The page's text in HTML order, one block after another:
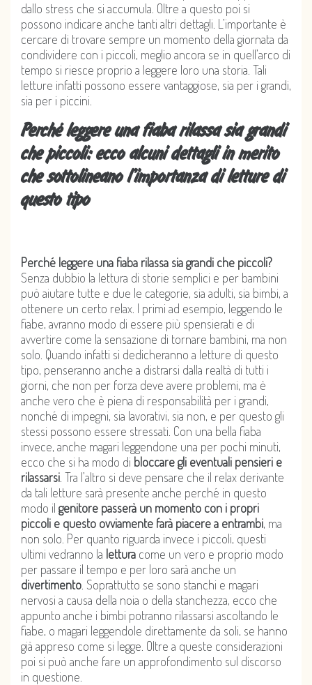
dallo stress che si accumula. Oltre a questo poi si
possono indicare anche tanti altri dettagli. L’importante è
cercare di trovare sempre un momento della giornata da
condividere con i piccoli, meglio ancora se in quell’arco di
tempo si riesce proprio a leggere loro una storia. Tali
letture infatti possono essere vantaggiose, sia per i grandi,
sia per i piccini.
Perché leggere una fiaba rilassa sia grandi
che piccoli: ecco alcuni dettagli in merito
che sottolineano l’importanza di letture di
questo tipo
Perché leggere una fiaba rilassa sia grandi che piccoli?
Senza dubbio la lettura di storie semplici e per bambini
può aiutare tutte e due le categorie, sia adulti, sia bimbi, a
ottenere un certo relax. I primi ad esempio, leggendo le
fiabe, avranno modo di essere più spensierati e di
avvertire come la sensazione di tornare bambini, ma non
solo. Quando infatti si dedicheranno a letture di questo
tipo, penseranno anche a distrarsi dalla realtà di tutti i
giorni, che non per forza deve avere problemi, ma è
anche vero che è piena di responsabilità per i grandi,
nonché di impegni, sia lavorativi, sia non, e per questo gli
stessi possono essere stressati. Con una bella fiaba
invece, anche magari leggendone una per pochi minuti,
ecco che si ha modo di bloccare gli eventuali pensieri e
rilassarsi . Tra l’altro si deve pensare che il relax derivante
da tali letture sarà presente anche perché in questo
modo il genitore passerà un momento con i propri
piccoli e questo ovviamente farà piacere a entrambi, ma
non solo. Per quanto riguarda invece i piccoli, questi
ultimi vedranno la lettura come un vero e proprio modo
per passare il tempo e per loro sarà anche un
divertimento . Soprattutto se sono stanchi e magari
nervosi a causa della noia o della stanchezza, ecco che
appunto anche i bimbi potranno rilassarsi ascoltando le
fiabe, o magari leggendole direttamente da soli, se hanno
già appreso come si legge. Oltre a queste considerazioni
poi si può anche fare un approfondimento sul discorso
in questione.